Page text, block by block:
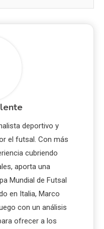
deportivo y
el futsal. Con más
cubriendo
aporta una
Mundial de Futsal
en Italia, Marco
con un análisis
ofrecer a los